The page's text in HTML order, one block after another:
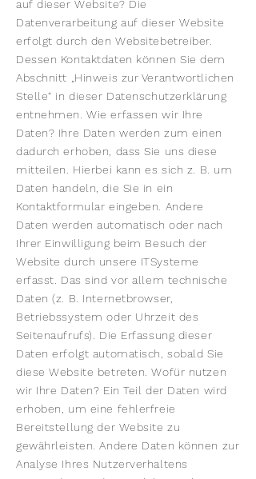
auf dieser Website? Die
Datenverarbeitung auf dieser Website
erfolgt durch den Websitebetreiber.
Dessen Kontaktdaten können Sie dem
Abschnitt „Hinweis zur Verantwortlichen
Stelle“ in dieser Datenschutzerklärung
entnehmen. Wie erfassen wir Ihre
Daten? Ihre Daten werden zum einen
dadurch erhoben, dass Sie uns diese
mitteilen. Hierbei kann es sich z. B. um
Daten handeln, die Sie in ein
Kontaktformular eingeben. Andere
Daten werden automatisch oder nach
Ihrer Einwilligung beim Besuch der
Website durch unsere ITSysteme
erfasst. Das sind vor allem technische
Daten (z. B. Internetbrowser,
Betriebssystem oder Uhrzeit des
Seitenaufrufs). Die Erfassung dieser
Daten erfolgt automatisch, sobald Sie
diese Website betreten. Wofür nutzen
wir Ihre Daten? Ein Teil der Daten wird
erhoben, um eine fehlerfreie
Bereitstellung der Website zu
gewährleisten. Andere Daten können zur
Analyse Ihres Nutzerverhaltens